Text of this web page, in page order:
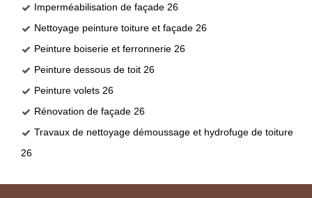
Imperméabilisation de façade 26
Nettoyage peinture toiture et façade 26
Peinture boiserie et ferronnerie 26
Peinture dessous de toit 26
Peinture volets 26
Rénovation de façade 26
Travaux de nettoyage démoussage et hydrofuge de toiture
26